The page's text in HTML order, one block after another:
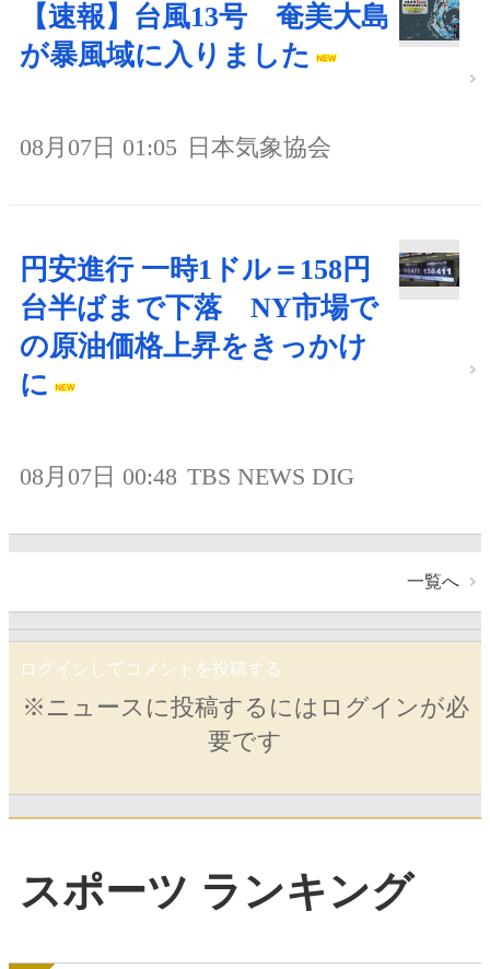
【速報】台風13号 奄美大島
が暴風域に入りました
08月07日 01:05 日本気象協会
円安進行 一時1ドル＝158円
台半ばまで下落 NY市場で
の原油価格上昇をきっかけ
に
08月07日 00:48 TBS NEWS DIG
一覧へ
ログインしてコメントを投稿する
※ニュースに投稿するにはログインが必
要です
スポーツ ランキング